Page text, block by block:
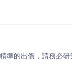
的出價，請務必研